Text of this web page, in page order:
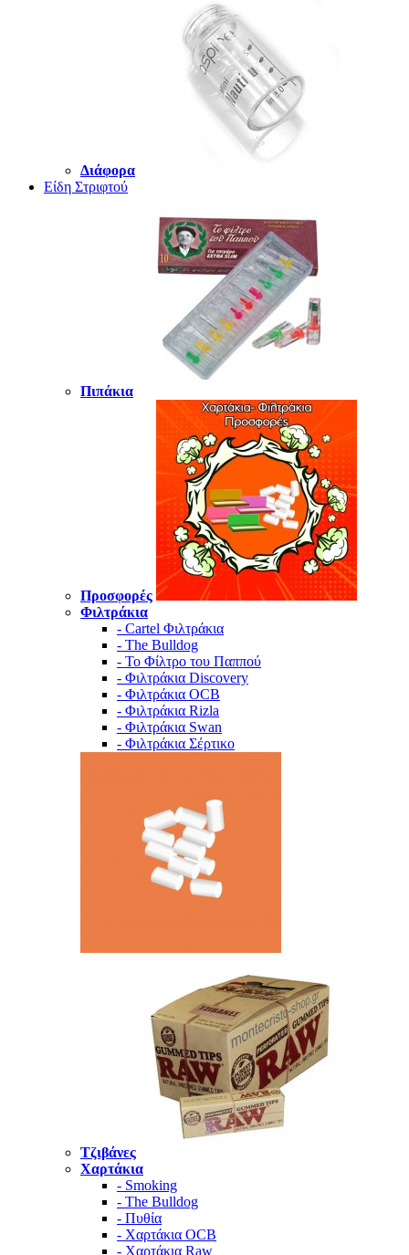
Διάφορα
Είδη Στριφτού
Πιπάκια
Προσφορές
Φιλτράκια
- Cartel Φιλτράκια
- The Bulldog
- Το Φίλτρο του Παππού
- Φιλτράκια Discovery
- Φιλτράκια OCB
- Φιλτράκια Rizla
- Φιλτράκια Swan
- Φιλτράκια Σέρτικο
Τζιβάνες
Χαρτάκια
- Smoking
- The Bulldog
- Πυθία
- Χαρτάκια OCB
- Χαρτάκια Raw